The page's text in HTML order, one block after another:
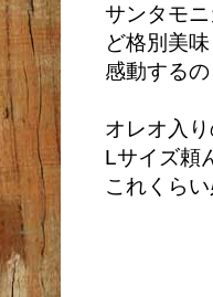
サンタモ
ど格別美
感動するの
オレオ入
Lサイズ頼
これくらい